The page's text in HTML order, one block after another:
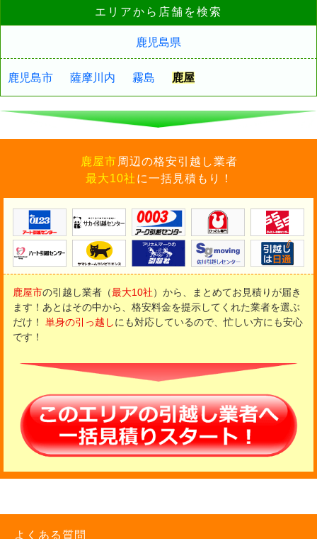
エリアから店舗を検索
鹿児島県
鹿児島市 薩摩川内 霧島 鹿屋
鹿屋市 周辺の格安引越し業者
最大10社 に一括見積もり！
鹿屋市の引越し業者（最大10社）から、まとめてお見積りが届き
ます！ あとはその中から、格安料金を提示してくれた業者を選ぶ
だけ！
単身の引っ越しにも対応しているので、忙しい方にも安心
です！
よくある質問